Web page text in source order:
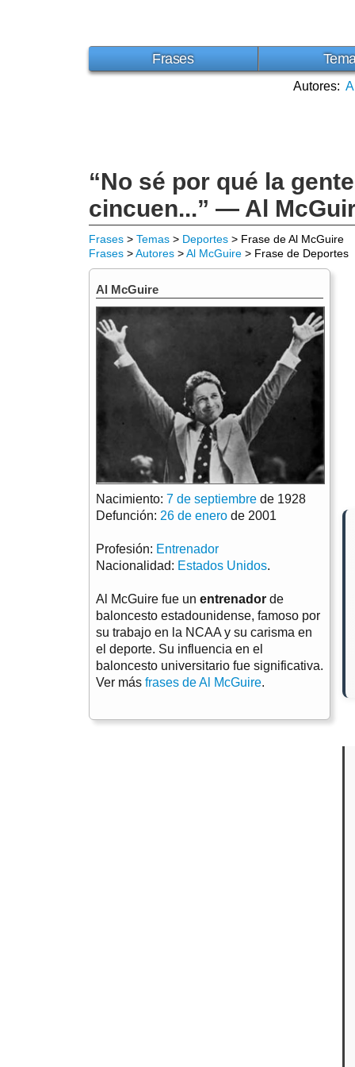
Frases
Autores: A
“No sé por qué la
cincuen...” — Al
Frases > Temas > Deportes > Frase de Al McGuire
Frases >Autores >Al McGuire > Frase de Deportes
Al McGuire
Nacimiento: 7 de septiembre de 1928
Defunción: 26 de enero de 2001
Profesión: Entrenador
Nacionalidad: Estados Unidos.
Al McGuire fue un entrenador de
baloncesto estadounidense, famoso por
su trabajo en la NCAA y su carisma en
el deporte. Su influencia en el
baloncesto universitario fue significativa.
Ver más frases de Al McGuire.